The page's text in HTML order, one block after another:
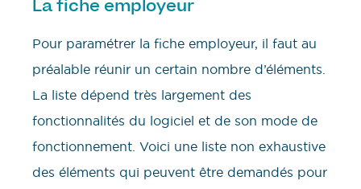
La fiche employeur
Pour paramétrer la fiche employeur, il faut au
préalable réunir un certain nombre d’éléments.
La liste dépend très largement des
fonctionnalités du logiciel et de son mode de
fonctionnement. Voici une liste non exhaustive
des éléments qui peuvent être demandés pour